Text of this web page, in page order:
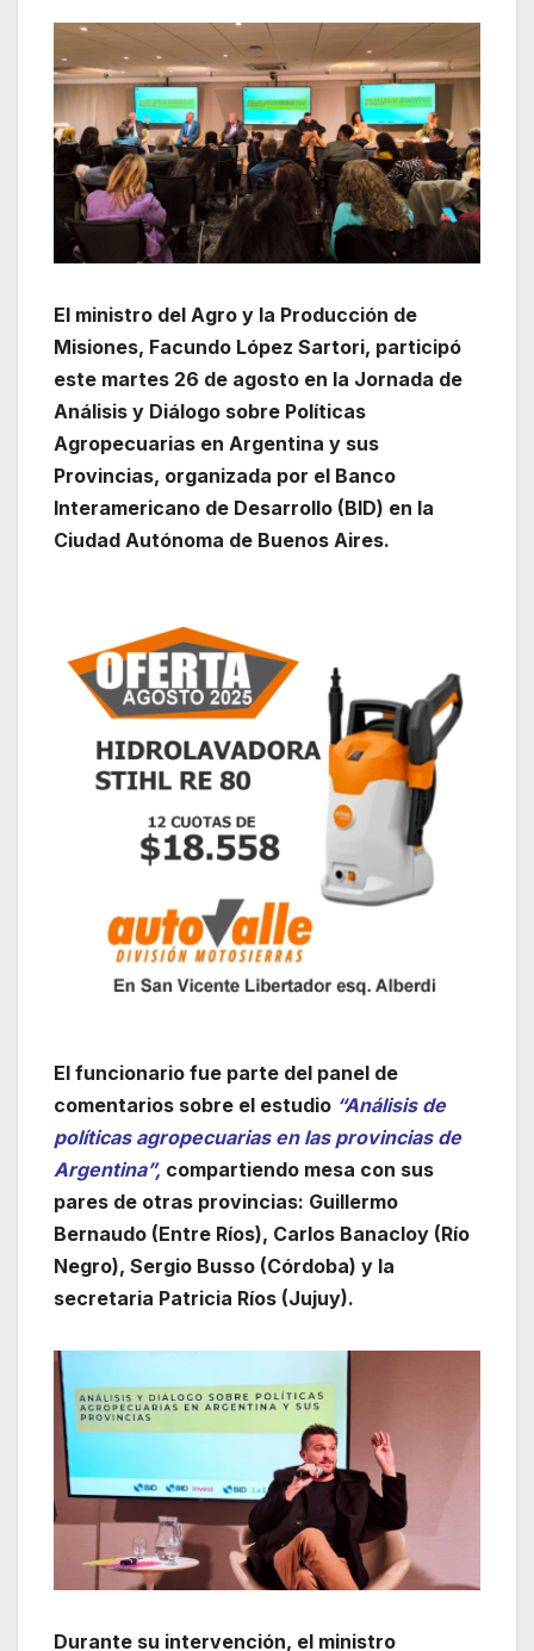
El ministro del Agro y la Producción de
Misiones, Facundo López Sartori, participó
este martes 26 de agosto en la Jornada de
Análisis y Diálogo sobre Políticas
Agropecuarias en Argentina y sus
Provincias, organizada por el Banco
Interamericano de Desarrollo (BID) en la
Ciudad Autónoma de Buenos Aires.
El funcionario fue parte del panel de
comentarios sobre el estudio “Análisis de
políticas agropecuarias en las provincias de
Argentina”, compartiendo mesa con sus
pares de otras provincias: Guillermo
Bernaudo (Entre Ríos), Carlos Banacloy (Río
Negro), Sergio Busso (Córdoba) y la
secretaria Patricia Ríos (Jujuy).
Durante su intervención, el ministro